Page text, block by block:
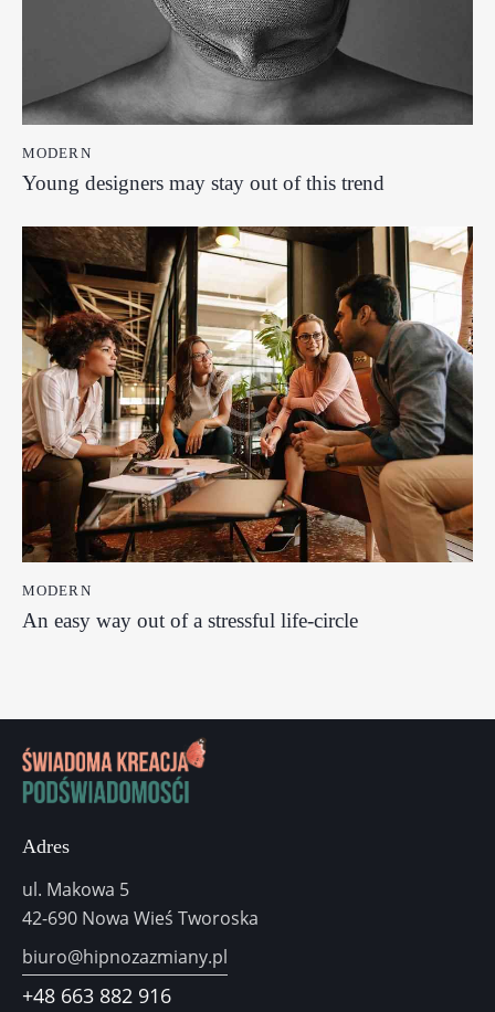
MODERN
Young designers may stay out of this trend
MODERN
An easy way out of a stressful life-circle
Adres
ul. Makowa 5
42-690 Nowa Wieś Tworoska
biuro@hipnozazmiany.pl
+48 663 882 916